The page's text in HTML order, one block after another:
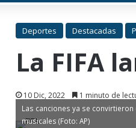
Deportes Destacadas
La FIFA
10 Dic, 2022 1 minuto de
Las canciones ya se
musicales (Foto: AP)